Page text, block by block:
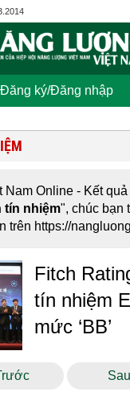
Đăng ký/Đăng nhập
Online - Kết
tín nhiệm", chúc bạn
trên https://
Fitch
tín nhiệm
mức ‘BB’